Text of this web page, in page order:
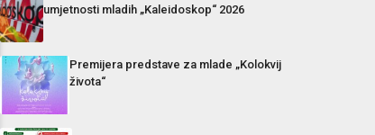
umjetnosti mladih „Kaleidoskop“ 2026
Premijera predstave za mlade „Kolokvij
života“